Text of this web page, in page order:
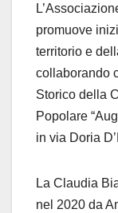
promuove
territorio e
collaborando
Storico della
Popolare
in via Doria
La Claudia
nel 2020 da